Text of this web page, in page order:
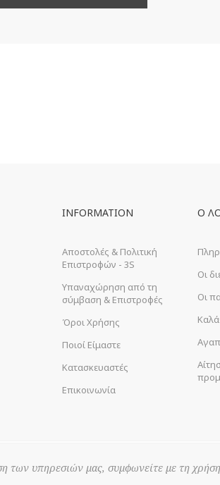
INFORMATION
Αποστολές & Πολιτική
Επιστροφών - 3S
Υπαναχώρηση από τη
σύμβαση & Επιστροφές
Όροι Χρήσης
Ποιοί Είμαστε
Κατασκευαστές
Επικοινωνία
Ο
Οι
Οι
των υπηρεσιών μας, συμφωνείτε με τη